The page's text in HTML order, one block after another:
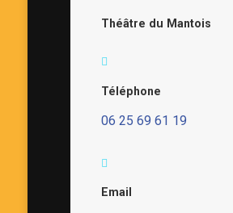
Théâtre du Mantois
Téléphone
06 25 69 61 19
Email